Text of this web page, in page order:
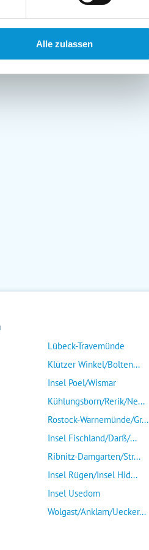
Alle zulassen
Lübeck-Travemünde
Klützer Winkel/Bolten...
Insel Poel/Wismar
Kühlungsborn/Rerik/Ne...
Rostock-Warnemünde/Gr...
Insel Fischland/Darß/...
Ribnitz-Damgarten/Str...
Insel Rügen/Insel Hid...
Insel Usedom
Wolgast/Anklam/Uecker...